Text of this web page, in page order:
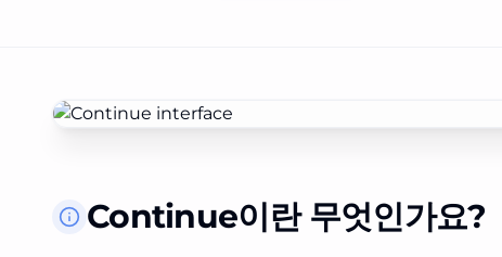
Continue이란 무엇인가요?